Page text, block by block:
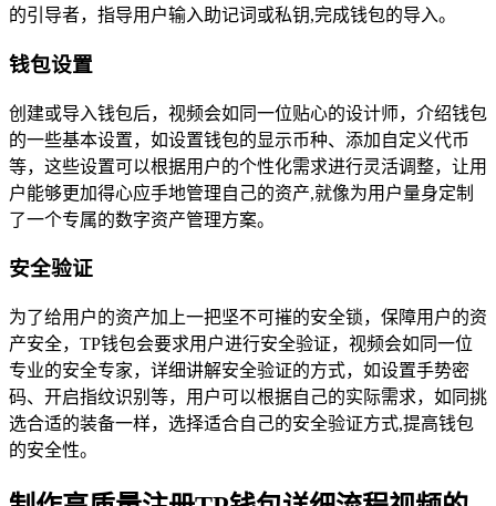
的引导者，指导用户输入助记词或私钥,完成钱包的导入。
钱包设置
创建或导入钱包后，视频会如同一位贴心的设计师，介绍钱包
的一些基本设置，如设置钱包的显示币种、添加自定义代币
等，这些设置可以根据用户的个性化需求进行灵活调整，让用
户能够更加得心应手地管理自己的资产,就像为用户量身定制
了一个专属的数字资产管理方案。
安全验证
为了给用户的资产加上一把坚不可摧的安全锁，保障用户的资
产安全，TP钱包会要求用户进行安全验证，视频会如同一位
专业的安全专家，详细讲解安全验证的方式，如设置手势密
码、开启指纹识别等，用户可以根据自己的实际需求，如同挑
选合适的装备一样，选择适合自己的安全验证方式,提高钱包
的安全性。